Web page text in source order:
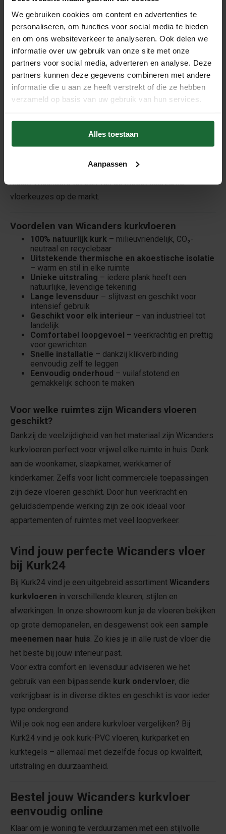
We gebruiken cookies om content en advertenties te
personaliseren, om functies voor social media te bieden
en om ons websiteverkeer te analyseren. Ook delen we
informatie over uw gebruik van onze site met onze
partners voor social media, adverteren en analyse. Deze
partners kunnen deze gegevens combineren met andere
informatie die u aan ze heeft verstrekt of die ze hebben
verzameld op basis van uw gebruik van hun services.
Alles toestaan
Aanpassen
comfort, uitstraling en functionaliteit samenkomen. De
decoratieve laag toont de natuurlijke schoonheid van kurk,
terwijl de isolerende middenlaag zorgt voor demping en
warmte. De geïntegreerde onderlaag versterkt deze
eigenschappen en maakt de vloer uitermate geschikt voor
energiezuinig wonen.
Vergeleken met laminaat, vinyl of PVC biedt een
milieuvriendelijk geproduceerd. Waar synthetische
volledig biologisch afbreekbaar én hernieuwbaar. Dat
maakt Wicanders tot een van de meest duurzame
vloerkeuzes op de markt.
Voordelen van Wicanders kurkvloeren
100% natuurlijk kurk – milieuvriendelijk, CO₂-
neutraal en recyclebaar
Uitstekende thermische en akoestische isolatie
– warm en stil in elke ruimte
Unieke uitstraling – iedere plank heeft een
natuurlijke, levendige tekening
Lange levensduur – slijtvast en geschikt voor
intensief gebruik
Geschikt voor elk interieur – van industrieel tot
landelijk
Comfortabel loopgevoel – veerkrachtig en prettig
voor gewrichten
Snelle installatie – dankzij klikverbinding
eenvoudig zelf te leggen
Eenvoudig onderhoud – vuilafstotend en
gemakkelijk schoon te maken
Voor welke ruimtes zijn Wicanders vloeren
geschikt?
Dankzij de veelzijdigheid van het materiaal zijn Wicanders
kurkvloeren perfect voor vrijwel elke ruimte in huis. Denk
aan de woonkamer, slaapkamer, werkkamer of
kinderkamer. Zelfs voor licht commerciële toepassingen
zijn deze vloeren geschikt. Door hun veerkracht en
geluidsdempende werking zijn ze ook ideaal voor
appartementen of ruimtes met veel loopverkeer.
Vind jouw perfecte Wicanders vloer
bij Kurk24
Bij Kurk24 vind je een uitgebreid assortiment Wicanders
kurkvloeren in verschillende kleuren, stijlen en
afwerkingen. In onze showroom kun je de vloeren bekijken
op grote demopanelen, en desgewenst ook een sample
meenemen naar huis. Zo kies je in alle rust de vloer die
het beste bij jouw interieur past.
Voor extra comfort en levensduur adviseren we het
gebruik van een bijpassende kurk ondervloer, die
verkrijgbaar is in diverse diktes en geschikt is voor ieder
type ondergrond.
Wil je ook nog een andere kurkvloer vergelijken? Bij
Kurk24 vind je ook kurk-PVC vloeren, kurkparket en
kurktegels – allemaal met dezelfde focus op kwaliteit,
uitstraling en duurzaamheid.
Bestel jouw Wicanders kurkvloer
eenvoudig online
Klaar om je woning te verduurzamen met een stijlvolle